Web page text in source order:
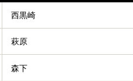
西黒崎
萩原
森下